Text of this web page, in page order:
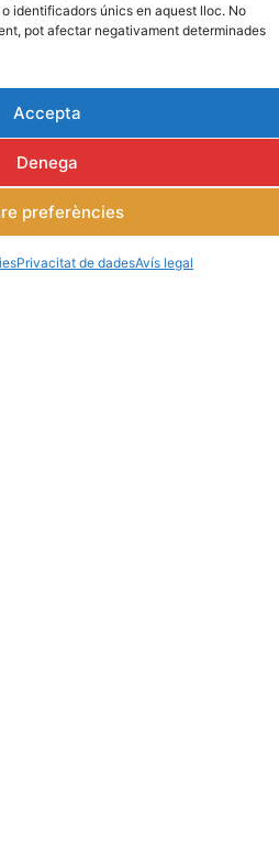
identificadors únics en aquest lloc. No
pot afectar negativament determinades
Accepta
Denega
preferències
Privacitat de dadesAvís legal
08241 MANRESA
albareda.com